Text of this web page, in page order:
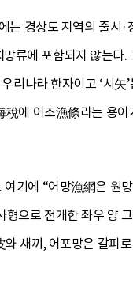
는 경상도 지역의 줄시·
류에 포함되지 않는다
리나라 한자이고 ‘시
에 어조漁條라는 용
기에 “어망漁網은
으로 전개한 좌우 양
새끼, 어포망은 갈피